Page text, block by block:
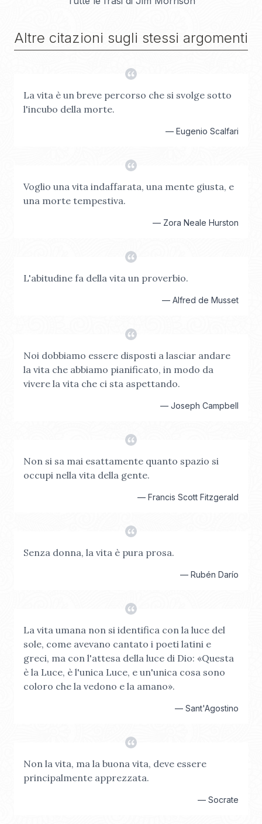
Altre citazioni sugli stessi argomenti
La vita è un breve percorso che si svolge sotto
l'incubo della morte.
— Eugenio Scalfari
Voglio una vita indaffarata, una mente giusta, e
una morte tempestiva.
— Zora Neale Hurston
L'abitudine fa della vita un proverbio.
— Alfred de Musset
Noi dobbiamo essere disposti a lasciar andare
la vita che abbiamo pianificato, in modo da
vivere la vita che ci sta aspettando.
— Joseph Campbell
Non si sa mai esattamente quanto spazio si
occupi nella vita della gente.
— Francis Scott Fitzgerald
Senza donna, la vita è pura prosa.
— Rubén Darío
La vita umana non si identifica con la luce del
sole, come avevano cantato i poeti latini e
greci, ma con l'attesa della luce di Dio: «Questa
è la Luce, è l'unica Luce, e un'unica cosa sono
coloro che la vedono e la amano».
— Sant'Agostino
Non la vita, ma la buona vita, deve essere
principalmente apprezzata.
— Socrate